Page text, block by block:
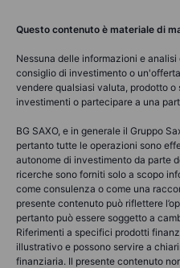
Questo contenuto è materiale di
Nessuna delle informazioni e
consiglio di investimento o
vendere qualsiasi valuta, prodotto
investimenti o partecipare a una
BG SAXO, e in generale il Gruppo
pertanto tutte le operazioni sono
autonome di investimento da parte
ricerche sono forniti solo a scopo
come consulenza o come una
presente contenuto può riflettere
pertanto può essere soggetto a
Riferimenti a specifici prodotti
illustrativo e possono servire a
finanziaria. Il presente contenuto